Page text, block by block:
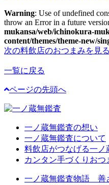
Warning: Use of undefined
throw an Error in a future
mukansa/web/ichinokura-
content/themes/theme-new/
次の料飲店のおつまみを見る
一覧に戻る
ページの先頭へ
一ノ蔵無鑑査の想い
一ノ蔵無鑑査について
料飲店がつなげる一ノ
カンタン手づくりおつ
一ノ蔵無鑑査物語 善